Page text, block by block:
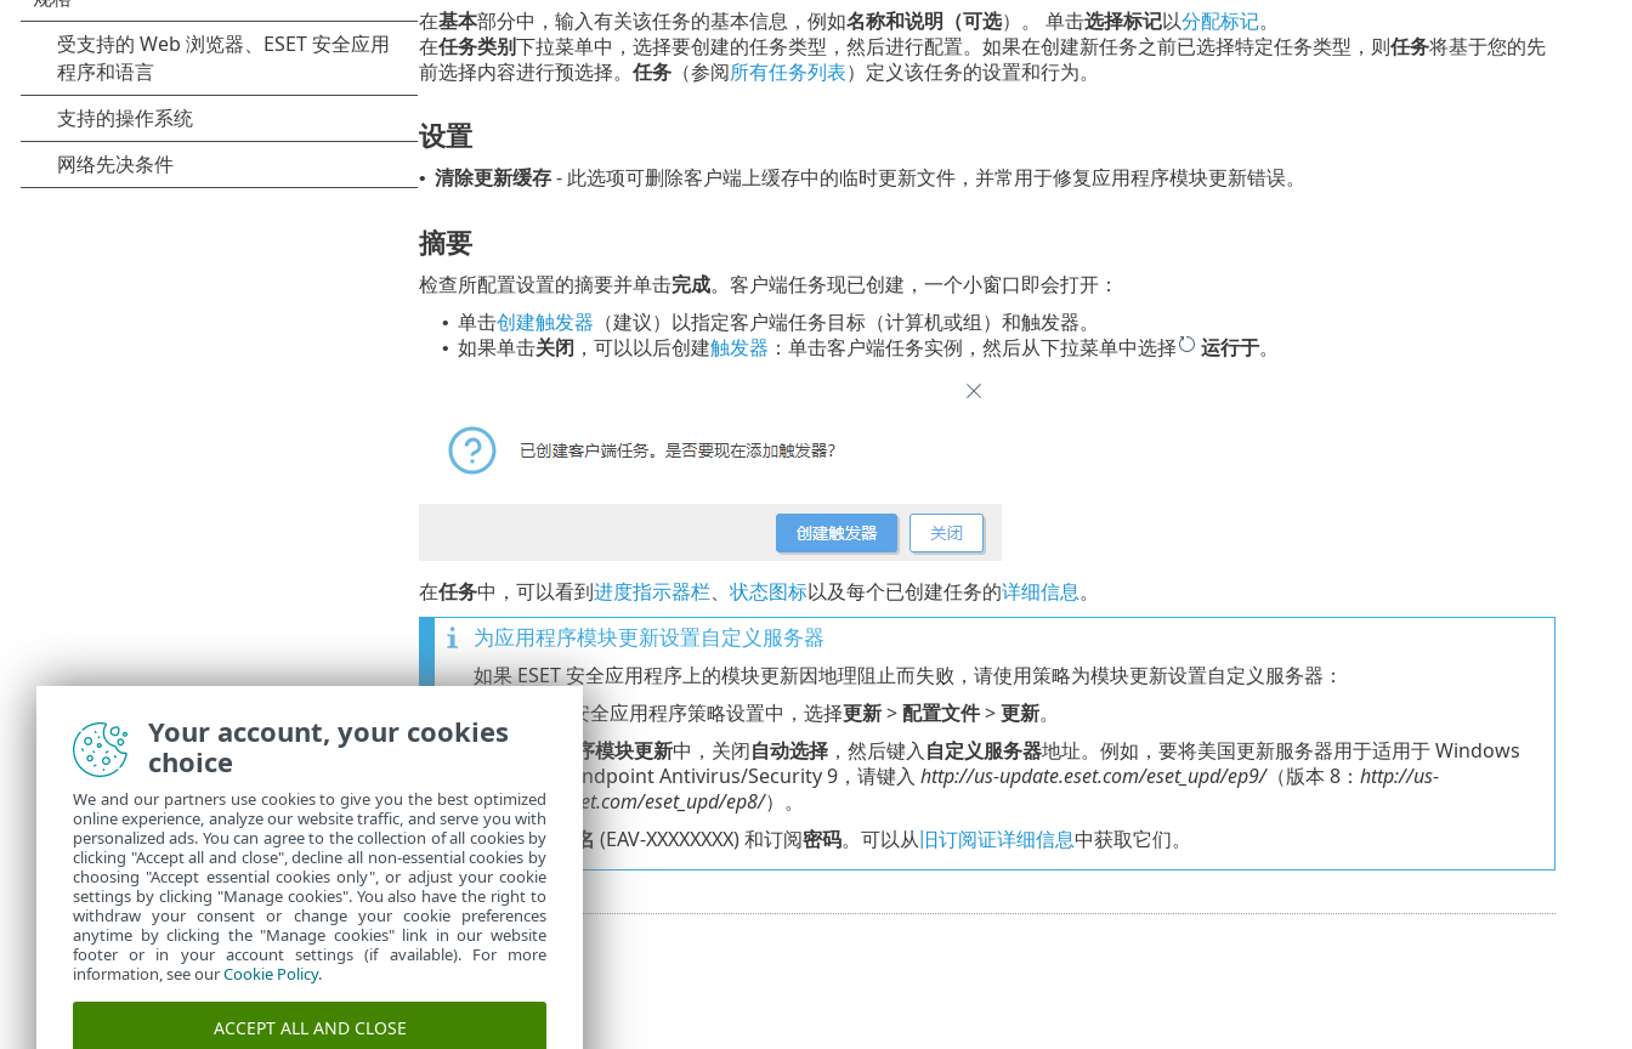
在基本部分中，输入有关该任务的基本信息，例如名称和说明（可选）。 单击选择标记以分配标记。
在任务类别下拉菜单中，选择要创建的任务类型，然后进行配置。如果在创建新任务之前已选择特定任务类型，则任务将基于您的先
前选择内容进行预选择。 任务（参阅所有任务列表）定义该任务的设置和行为。
设置
• 清除更新缓存- 此选项可删除客户端上缓存中的临时更新文件，并常用于修复应用程序模块更新错误。
摘要
检查所配置设置的摘要并单击完成。客户端任务现已创建，一个小窗口即会打开：
• 单击创建触发器 （建议）以指定客户端任务目标（计算机或组）和触发器。
• 如果单击关闭 ，可以以后创建触发器 ：单击客户端任务实例，然后从下拉菜单中选择 运行于。
在任务中，可以看到进度指示器栏、 状态图标以及每个已创建任务的详细信息。
为应用程序模块更新设置自定义服务器
如果 ESET 安全应用程序上的模块更新因地理阻止而失败，请使用策略为模块更新设置自定义服务器：
在 ESET 安全应用程序策略设置中，选择更新>配置文件>更新。
2. 在 应用程序模块更新中，关闭自动选择，然后键入自定义服务器地址。例如，要将美国更新服务器用于适用于 Windows
的 ESET Endpoint Antivirus/Security 9，请键入 http://us-update.eset.com/eset_upd/ep9/（版本 8： http://us-
update.eset.com/eset_upd/ep8/）。
3. 输入用户名 (EAV-XXXXXXXX) 和订阅密码。可以从旧订阅证详细信息中获取它们。
Your account, your cookies
choice
We and our partners use cookies to give you the best optimized
online experience, analyze our website traffic, and serve you with
personalized ads. You can agree to the collection of all cookies by
clicking "Accept all and close", decline all non-essential cookies by
choosing "Accept essential cookies only", or adjust your cookie
settings by clicking "Manage cookies". You also have the right to
withdraw your consent or change your cookie preferences
anytime by clicking the "Manage cookies" link in our website
footer or in your account settings (if available). For more
information, see ourCookie Policy.
ACCEPT ALL AND CLOSE